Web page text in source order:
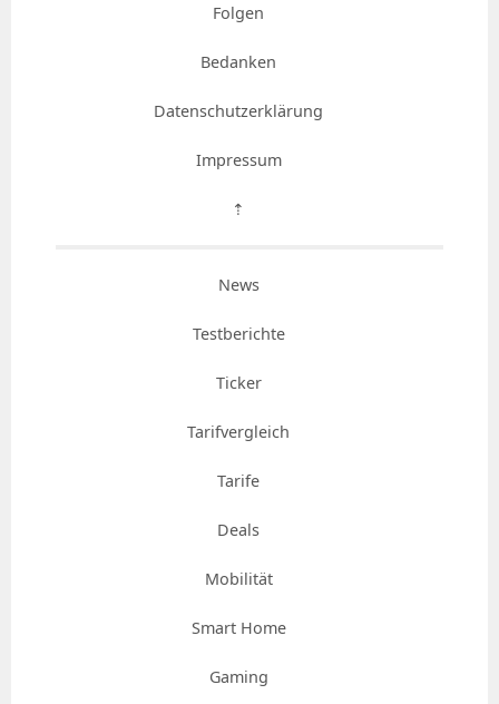
Folgen
Bedanken
Datenschutzerklärung
Impressum
⇡
News
Testberichte
Ticker
Tarifvergleich
Tarife
Deals
Mobilität
Smart Home
Gaming